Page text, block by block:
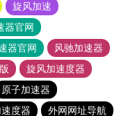
旋风加速
器官网
器官网
风驰加速器
旋风加速度器
原子加速器
度器
外网网址导航